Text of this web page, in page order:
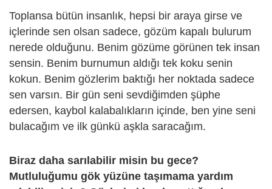
Toplansa bütün insanlık, hepsi bir araya girse ve
içlerinde sen olsan sadece, gözüm kapalı bulurum
nerede olduğunu. Benim gözüme görünen tek insan
sensin. Benim burnumun aldığı tek koku senin
kokun. Benim gözlerim baktığı her noktada sadece
sen varsın. Bir gün seni sevdiğimden şüphe
edersen, kaybol kalabalıkların içinde, ben yine seni
bulacağım ve ilk günkü aşkla saracağım.
Biraz daha sarılabilir misin bu gece?
Mutluluğumu gök yüzüne taşımama yardım